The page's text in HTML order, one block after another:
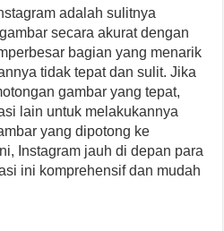
adalah sulitnya
secara akurat dengan
bagian yang menarik
tidak tepat dan sulit. Jika
gambar yang tepat,
lain untuk melakukannya
yang dipotong ke
Instagram jauh di depan para
ini komprehensif dan mudah